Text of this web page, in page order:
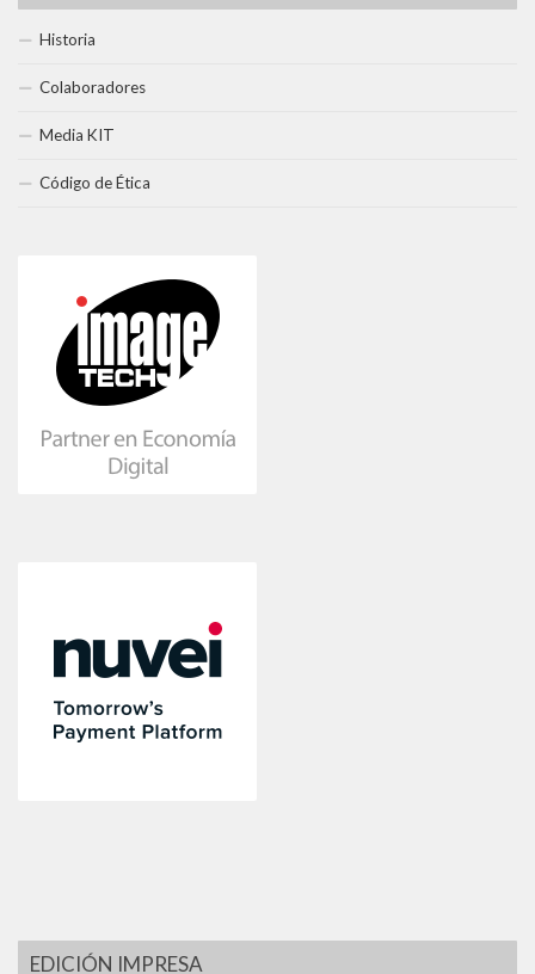
Historia
Colaboradores
Media KIT
Código de Ética
EDICIÓN IMPRESA